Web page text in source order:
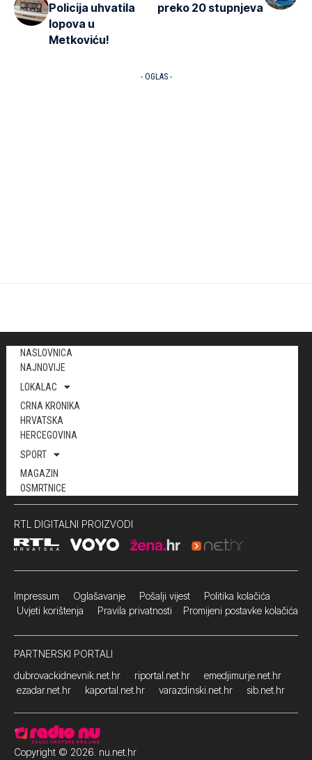
Policija uhvatila
lopova u
Metkoviću!
preko 20 stupnjeva
- OGLAS -
NASLOVNICA
NAJNOVIJE
LOKALAC
CRNA KRONIKA
HRVATSKA
HERCEGOVINA
SPORT
MAGAZIN
OSMRTNICE
RTL DIGITALNI PROIZVODI
Impressum Oglašavanje Pošalji vijest Politika kolačića
Uvjeti korištenja Pravila privatnosti Promijeni postavke kolačića
PARTNERSKI PORTALI
dubrovackidnevnik.net.hr
riportal.net.hr
emedjimurje.net.hr
ezadar.net.hr
kaportal.net.hr varazdinski.net.hr sib.net.hr
Copyright © 2026. nu.net.hr